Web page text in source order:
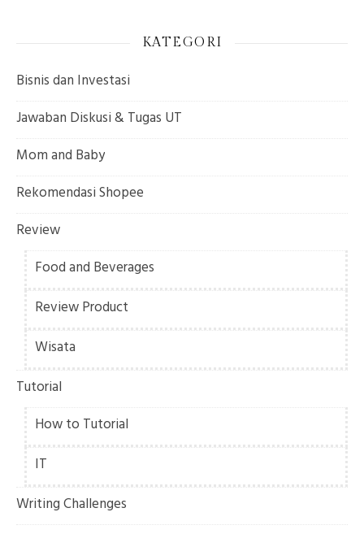
KATEGORI
Bisnis dan Investasi
Jawaban Diskusi & Tugas UT
Mom and Baby
Rekomendasi Shopee
Review
Food and Beverages
Review Product
Wisata
Tutorial
How to Tutorial
IT
Writing Challenges